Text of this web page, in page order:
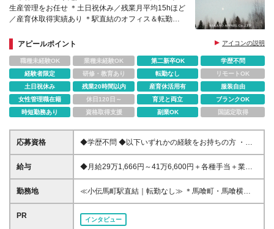
生産管理をお任せ ＊土日祝休み／残業月平均15hほど
／産育休取得実績あり ＊駅直結のオフィス＆転勤な
アピールポイント
アイコンの説明
職種未経験OK 業種未経験OK 第二新卒OK
学歴不問
経験者限定
研修・教育あり 転勤なし
リモートOK
土日祝休み
残業20時間以内 産育休活用有
服装自由
女性管理職在籍
休日120日～ 育児と両立
ブランクOK
時短勤務あり
資格取得支援 副業OK 国認定取得
応募資格
◆学歴不問 ◆以下いずれかの経験をお持ちの方 ・フ
ァッション・アパレル業界での生産管理経験をお持ち
の方 ・アパレルOEMまたは商社等での営業事務経験
方／モノづくりの一連の流れがわかる方を想定してい
ます） ＊経験浅めの方もOK！＊ 社内にはOEMのノウ
ながら業務を進めていくことも可能です。
給与
◆月給29万1,666円～41万6,600円＋各種手当＋業績
賞与（年1回／業績によって支給） ┗想定年収：350
万円～500万円（1年目） ※給与は経験や能力、現在
らず固定残業代（月45時間分／7万1,400円～10万
勤務地
≪小伝馬町駅直結｜転勤なし≫ ＊馬喰町・馬喰横山
など複数駅が徒歩圏内！ ＊日比谷線、JR線、新宿線
が使える 【東京営業本部】 東京都中央区日本橋小伝
馬町11-9 住友生命日本橋小伝馬町ビル 3F ※(変更の
PR
インタビュー